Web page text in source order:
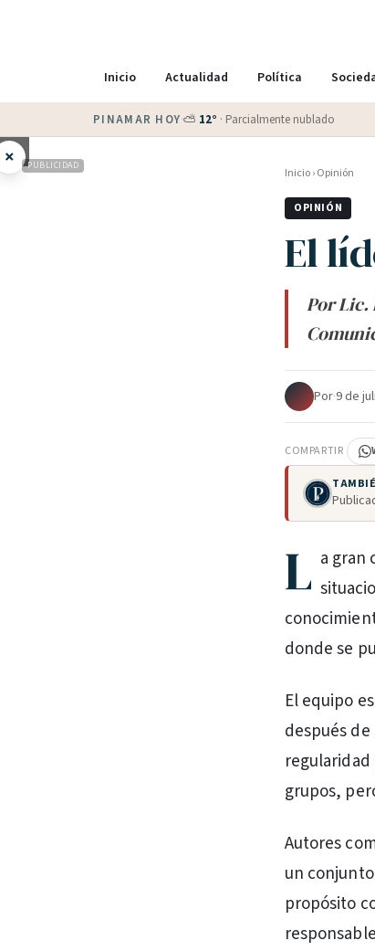
Inicio Actualidad Política
PINAMAR HOY·💵 Dólar blue$1525· oficial $1520
× PUBLICIDAD Inicio›Opinión
OPINIÓN
El
Por Lic.
Por·9 de
COMPARTIR
L a gran
donde se
El equipo
después
regularidad
grupos,
Autores
un
propósito